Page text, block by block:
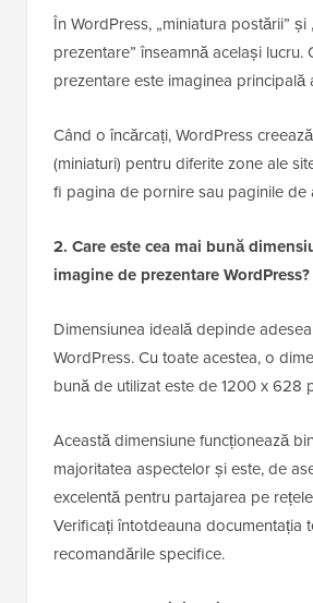
În WordPress, „miniatura postării”
prezentare” înseamnă același lucru.
prezentare este imaginea principală
Când o încărcați, WordPress
(miniaturi) pentru diferite zone ale
fi pagina de pornire sau paginile de
2. Care este cea mai bună
imagine de prezentare WordPress?
Dimensiunea ideală depinde
WordPress. Cu toate acestea, o
bună de utilizat este de 1200 x 628
Această dimensiune funcționează
majoritatea aspectelor și este, de
excelentă pentru partajarea pe
Verificați întotdeauna documentația
recomandările specifice.